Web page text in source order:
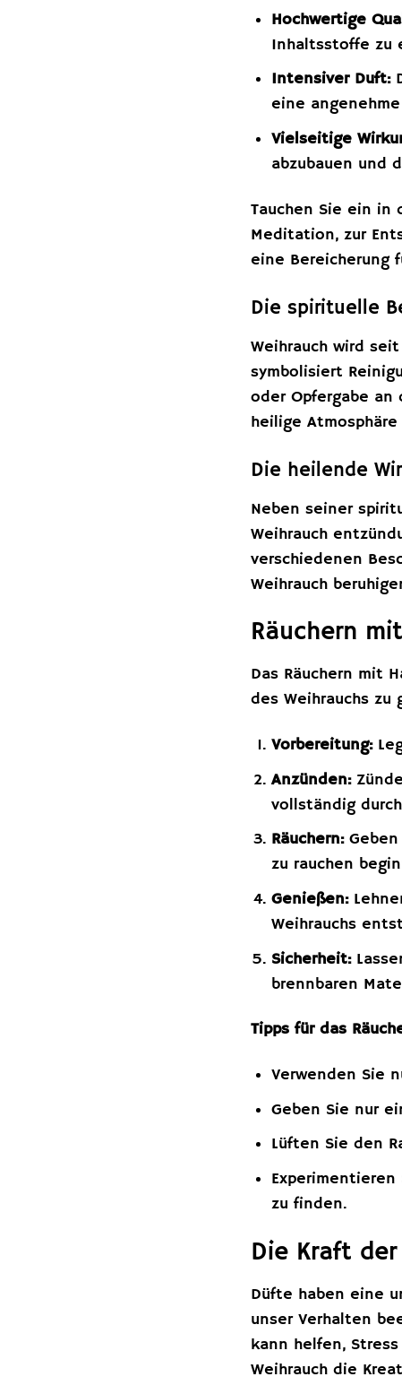
Hochwertige
Inhaltsstoffe zu
Intensiver Duft:
eine
Vielseitige
abzubauen und
Tauchen Sie ein in
Meditation, zur
eine Bereicherung
Die spirituelle
Weihrauch wird
symbolisiert
oder Opfergabe
heilige
Die heilende
Neben seiner
Weihrauch
verschiedenen
Weihrauch
Räuchern
Das Räuchern mit
des Weihrauchs
Vorbereitung:
Anzünden:
vollständig
Räuchern:Geben
zu rauchen
Genießen:
Weihrauchs
Sicherheit:
brennbaren
Tipps für das
Verwenden Sie
Geben Sie nur
Lüften Sie den
zu finden.
Die Kraft
Düfte haben eine
unser Verhalten
kann helfen,
Weihrauch die